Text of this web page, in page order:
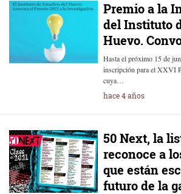
Premio a la
del Instituto
Huevo.
Hasta el próximo 15 de
inscripción para el XXVI
cuya…
hace 4 años
50 Next, la
reconoce a
que están
futuro de la